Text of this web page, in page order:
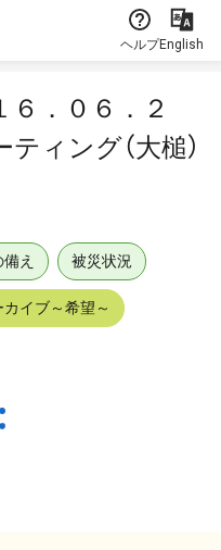
ヘルプEnglish
６．０６．２
ング（大槌）
え 被災状況
イブ～希望～